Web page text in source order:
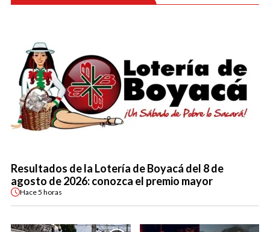
Resultados de la Lotería de Boyacá del 8 de
agosto de 2026: conozca el premio mayor
Hace5 horas